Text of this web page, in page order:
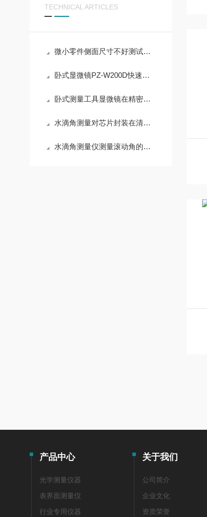
TECHNICAL ARTICLES
微小零件侧面尺寸不好测试试 PZ‑W200D 卧式测量显微镜
卧式显微镜PZ-W200D快速检测微小零件侧面尺寸
卧式测量工具显微镜在精密零件中的应用
水滴角测量对芯片封装在清洗工艺质量控制中的作用
水滴角测量仪测量滚动角的意义
产品中心
光学测量仪器
表界面测量仪
行业专用仪器
关于我们
公司简介
企业文化
资质荣誉